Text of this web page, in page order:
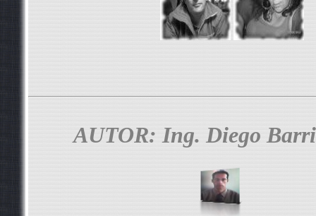
AUTOR: Ing. Diego